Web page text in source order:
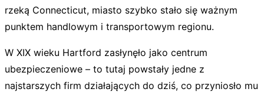
rzeką Connecticut, miasto szybko stało się ważnym
punktem handlowym i transportowym regionu.
W XIX wieku Hartford zasłynęło jako centrum
ubezpieczeniowe – to tutaj powstały jedne z
najstarszych firm działających do dziś, co przyniosło mu